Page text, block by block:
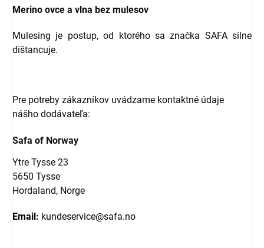
Merino ovce a vlna bez mulesov
Mulesing je postup, od ktorého sa značka SAFA silne
dištancuje.
Pre potreby zákazníkov uvádzame kontaktné údaje
nášho dodávateľa:
Safa of Norway
Ytre Tysse 23
5650 Tysse
Hordaland, Norge
Email: kundeservice@safa.no